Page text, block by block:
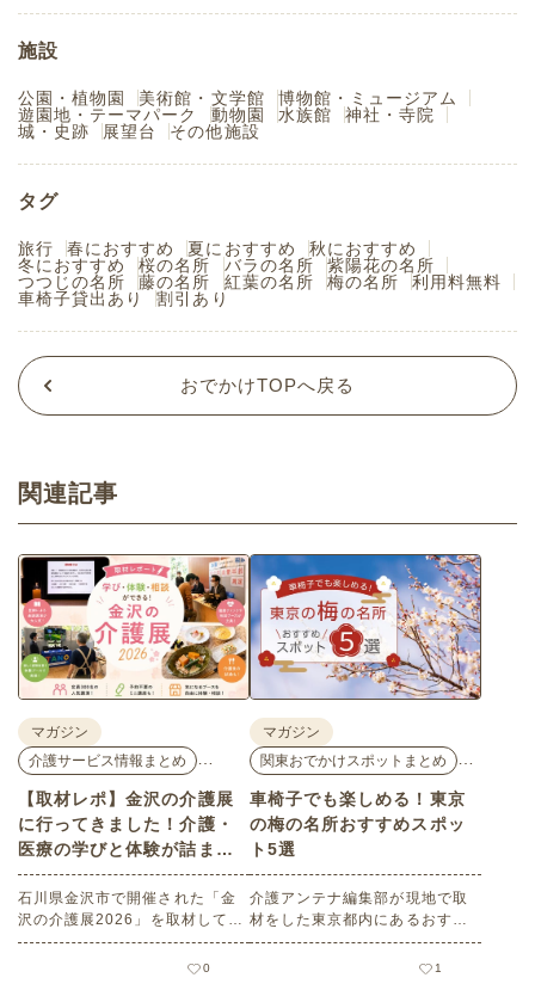
施設
公園・植物園 美術館・文学館
博物館・ミュージアム
遊園地・テーマパーク
動物園 水族館
神社・寺院
城・史跡
展望台 その他施設
タグ
旅行 春におすすめ 夏におすすめ
秋におすすめ
冬におすすめ
桜の名所 バラの名所
紫陽花の名所
つつじの名所
藤の名所 紅葉の名所 梅の名所
利用料無料
車椅子貸出あり
割引あり
おでかけTOPへ戻る
関連記事
マガジン
介護サービス情報まとめ
…
【取材レポ】金沢の介護展
に行ってきました！介護・
医療の学びと体験が詰まっ
た1日。
石川県金沢市で開催された「金
沢の介護展2026」を取材してき
ました。医師による人気講演か
ら、気軽に参加できるミニ講
0
マガジン
関東おでかけスポットまとめ
…
車椅子でも楽しめる！東京
の梅の名所おすすめスポッ
ト5選
介護アンテナ編集部が現地で取
材をした東京都内にあるおすす
めの梅の名所を５選紹介しま
す。見どころはもちろんのこと
1